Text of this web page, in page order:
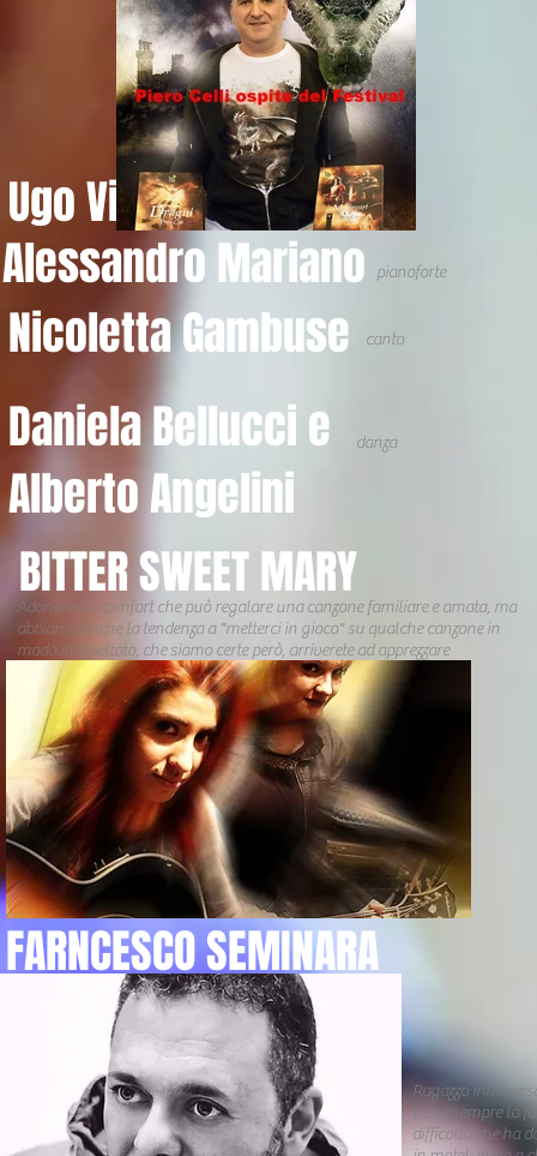
Ugo Viola
Alessandro Mariano
Nicoletta Gambuse
Adoriamo il comfort che può regalare una canzone familiare e amata, ma
abbiamo anche la tendenza a "metterci in gioco" su qualche canzone in
modo inaspettato, che siamo certe però, arriverete ad apprezzare
Daniela Bellucci e
Alberto Angelini
flauto traverso
pianoforte
canto
danza
BITTER SWEET MARY
FARNCESCO SEMINARA
Ragazzo
trova sempre la
difficoltà che ha